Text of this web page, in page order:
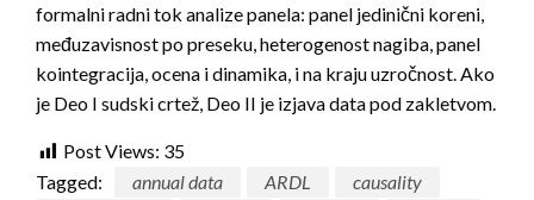
formalni radni tok analize panela: panel jedinični koreni,
međuzavisnost po preseku, heterogenost nagiba, panel
kointegracija, ocena i dinamika, i na kraju uzročnost. Ako
je Deo I sudski crtež, Deo II je izjava data pod zakletvom.
Post Views: 35
Tagged:
annual data ARDL
causality